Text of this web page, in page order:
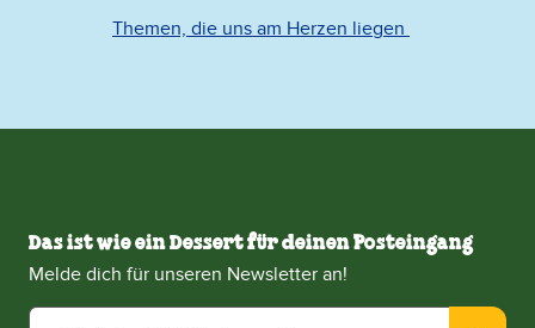
Themen, die uns am Herzen liegen
Das ist wie ein Dessert für deinen Posteingang
Melde dich für unseren Newsletter an!